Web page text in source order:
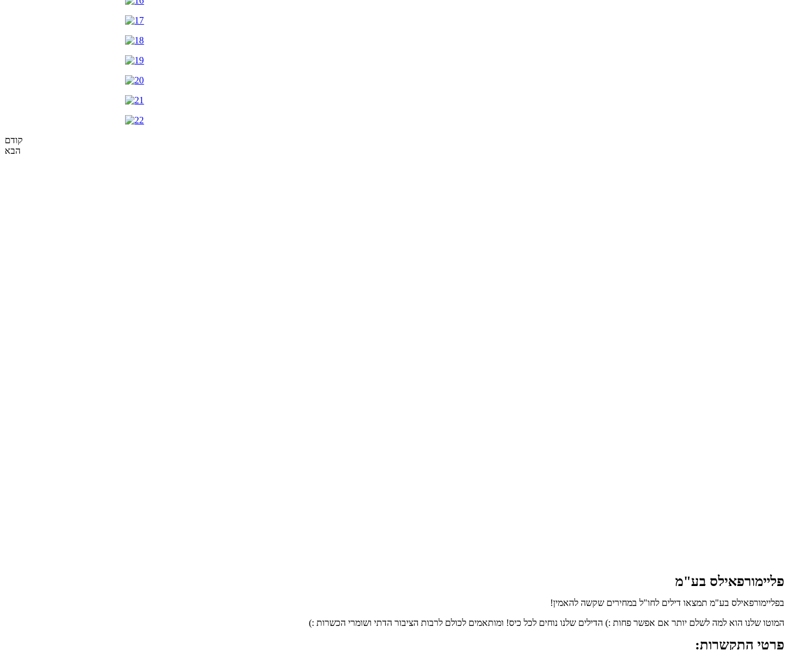
קודם
הבא
פליימורפאילס בע"מ
בפליימורפאילס בע"מ תמצאו דילים לחו"ל במחירים שקשה להאמין!
המוטו שלנו הוא למה לשלם יותר אם אפשר פחות :) הדילים שלנו נוחים לכל כיס! ומותאמים לכולם לרבות הציבור הדתי ושומרי הכשרות :)
פרטי התקשרות: